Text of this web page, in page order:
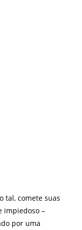
tal, comete suas
impiedoso –
por uma